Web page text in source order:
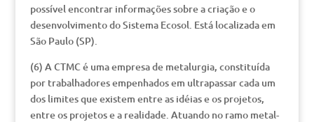
possível encontrar informações sobre a criação e o
desenvolvimento do Sistema Ecosol. Está localizada em
São Paulo (SP).
(6) A CTMC é uma empresa de metalurgia, constituída
por trabalhadores empenhados em ultrapassar cada um
dos limites que existem entre as idéias e os projetos,
entre os projetos e a realidade. Atuando no ramo metal-